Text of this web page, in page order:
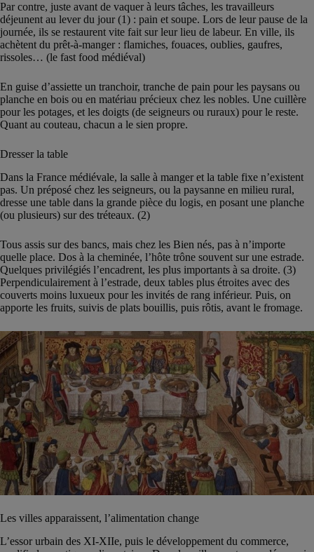
Par contre, juste avant de vaquer à leurs tâches, les travailleurs
déjeunent au lever du jour (1) : pain et soupe. Lors de leur pause de la
journée, ils se restaurent vite fait sur leur lieu de labeur. En ville, ils
achètent du prêt-à-manger : flamiches, fouaces, oublies, gaufres,
rissoles… (le fast food médiéval)
En guise d’assiette un tranchoir, tranche de pain pour les paysans ou
planche en bois ou en matériau précieux chez les nobles. Une cuillère
pour les potages, et les doigts (de seigneurs ou ruraux) pour le reste.
Quant au couteau, chacun a le sien propre.
Dresser la table
Dans la France médiévale, la salle à manger et la table fixe n’existent
pas. Un préposé chez les seigneurs, ou la paysanne en milieu rural,
dresse une table dans la grande pièce du logis, en posant une planche
(ou plusieurs) sur des tréteaux. (2)
Tous assis sur des bancs, mais chez les Bien nés, pas à n’importe
quelle place. Dos à la cheminée, l’hôte trône souvent sur une estrade.
Quelques privilégiés l’encadrent, les plus importants à sa droite. (3)
Perpendiculairement à l’estrade, deux tables plus étroites avec des
couverts moins luxueux pour les invités de rang inférieur. Puis, on
apporte les fruits, suivis de plats bouillis, puis rôtis, avant le fromage.
Les villes apparaissent, l’alimentation change
L’essor urbain des XI-XIIe, puis le développement du commerce,